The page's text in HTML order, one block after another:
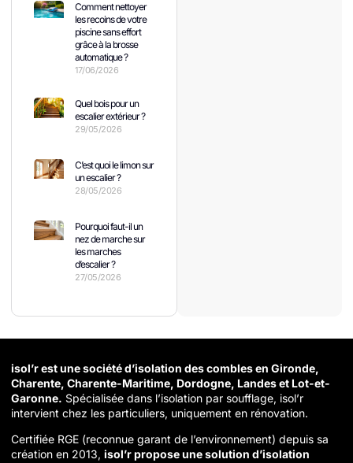
Comment nettoyer
les recoins de votre
piscine sans effort
grâce à la brosse
automatique ?
17/06/2026
Quel bois pour un
escalier extérieur ?
29/05/2026
C’est quoi le limon sur
un escalier ?
28/05/2026
Pourquoi faut-il un
nez de marche sur
les marches
d’escalier ?
27/05/2026
isol’r est une société d’isolation des combles en Gironde,
Charente, Charente-Maritime, Dordogne, Landes et Lot-et-
Garonne. Spécialisée dans l’isolation par soufflage, isol’r
intervient chez les particuliers, uniquement en rénovation.
Certifiée RGE (reconnue garant de l’environnement) depuis sa
création en 2013, isol’r propose une solution d’isolation